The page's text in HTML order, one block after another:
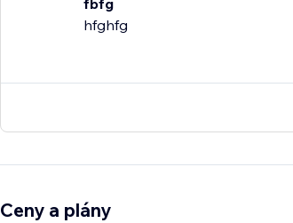
fbfg
hfghfg
Ceny a plány